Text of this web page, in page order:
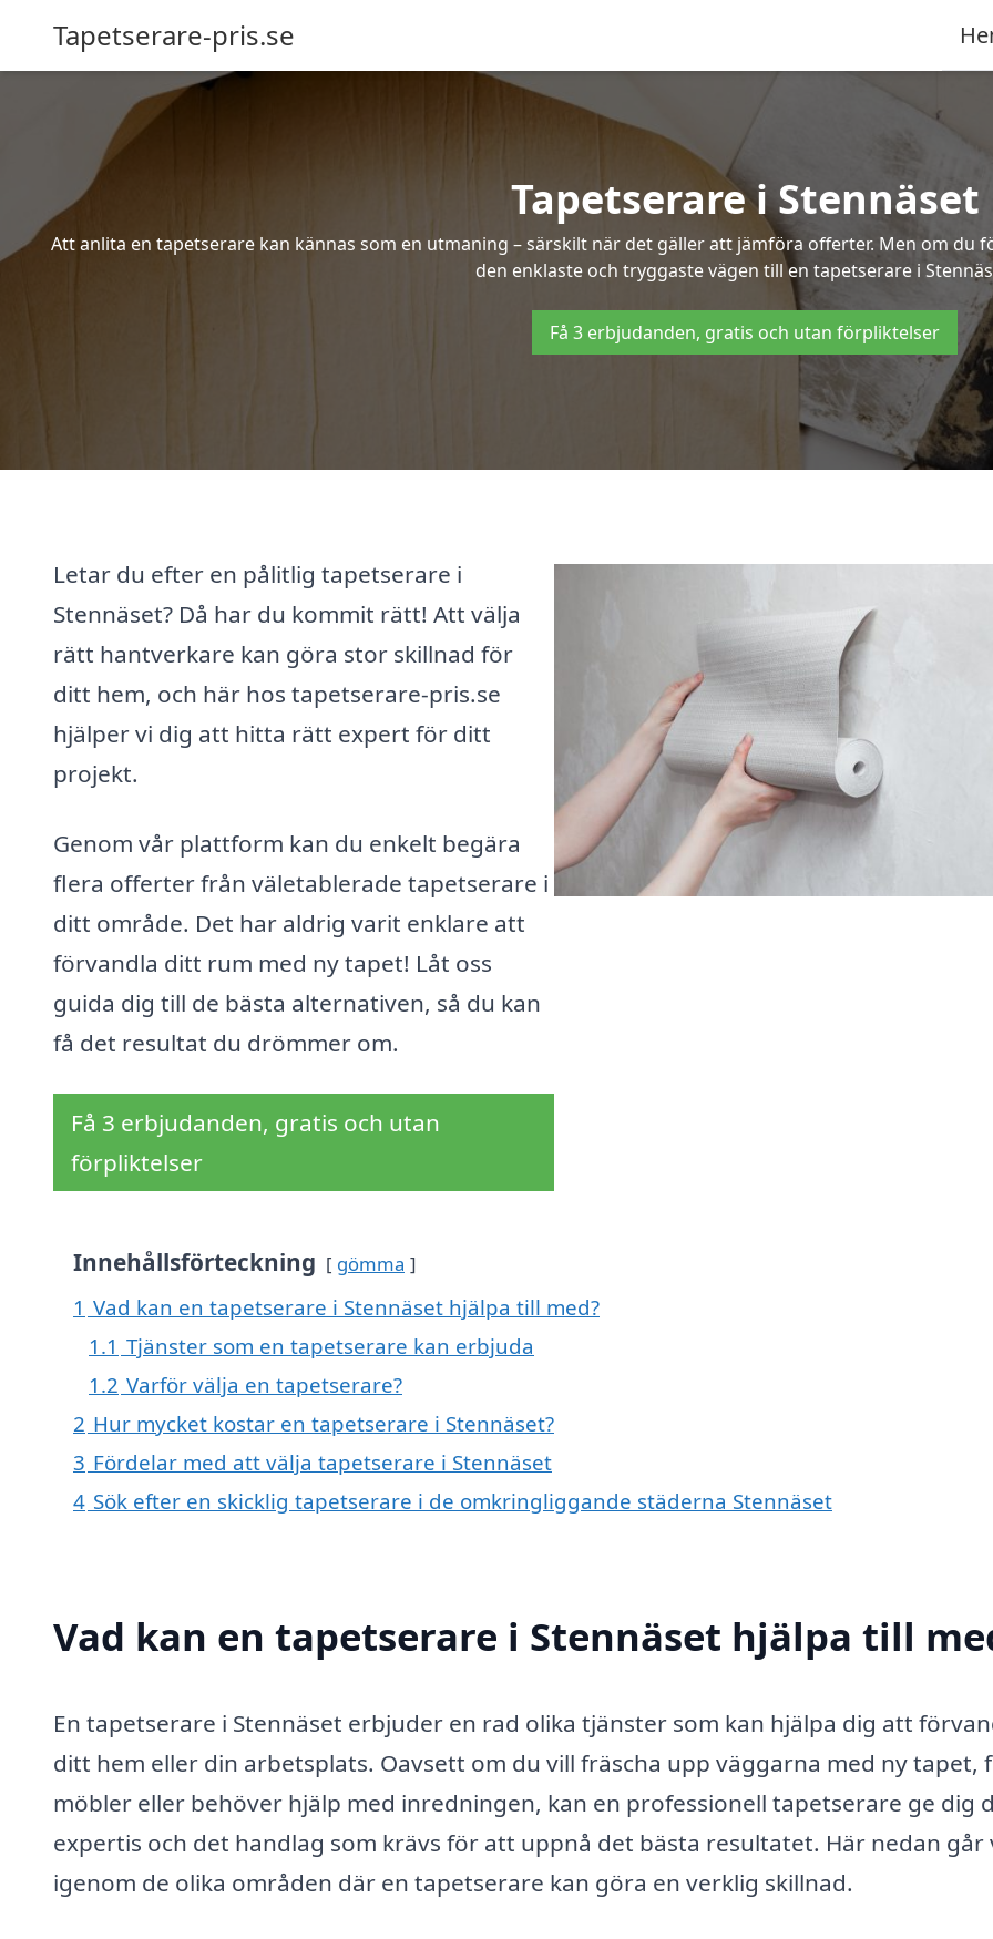
Tapetserare-pris.se
Tapetserare i Stennäset
Att anlita en tapetserare kan kännas som en utmaning – särskilt när det gäller att jämföra offerter. Men om
den enklaste och tryggaste vägen till en tapetserare i
Få 3 erbjudanden, gratis och utan förpliktelser
Letar du efter en pålitlig tapetserare i
Stennäset? Då har du kommit rätt! Att välja
rätt hantverkare kan göra stor skillnad för
ditt hem, och här hos tapetserare-pris.se
hjälper vi dig att hitta rätt expert för ditt
projekt.
Genom vår plattform kan du enkelt begära
flera offerter från väletablerade tapetserare i
ditt område. Det har aldrig varit enklare att
förvandla ditt rum med ny tapet! Låt oss
guida dig till de bästa alternativen, så du kan
få det resultat du drömmer om.
Få 3 erbjudanden, gratis och utan
förpliktelser
Innehållsförteckning gömma
1 Vad kan en tapetserare i Stennäset hjälpa till med?
1.1 Tjänster som en tapetserare kan erbjuda
1.2 Varför välja en tapetserare?
2 Hur mycket kostar en tapetserare i Stennäset?
3 Fördelar med att välja tapetserare i Stennäset
4 Sök efter en skicklig tapetserare i de omkringliggande städerna Stennäset
Vad kan en tapetserare i Stennäset hjälpa till
En tapetserare i Stennäset erbjuder en rad olika tjänster som kan hjälpa dig att
ditt hem eller din arbetsplats. Oavsett om du vill fräscha upp väggarna med ny tapet,
möbler eller behöver hjälp med inredningen, kan en professionell tapetserare ge dig
expertis och det handlag som krävs för att uppnå det bästa resultatet. Här nedan går
igenom de olika områden där en tapetserare kan göra en verklig skillnad.